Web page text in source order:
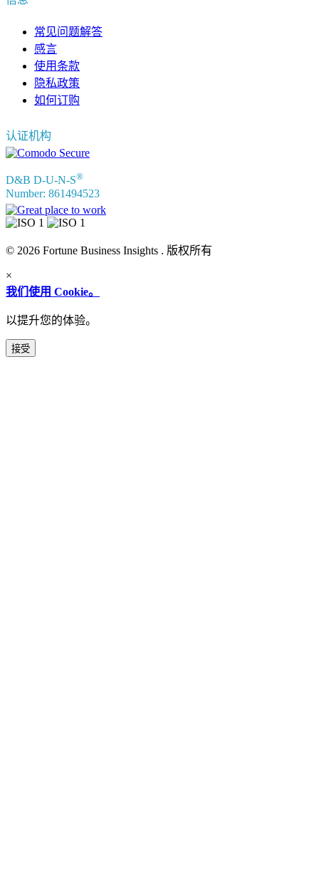
常见问题解答
感言
使用条款
隐私政策
如何订购
认证机构
D&B D-U-N-S®
Number: 861494523
© 2026 Fortune Business Insights . 版权所有
×
我们使用 Cookie。
以提升您的体验。
接受